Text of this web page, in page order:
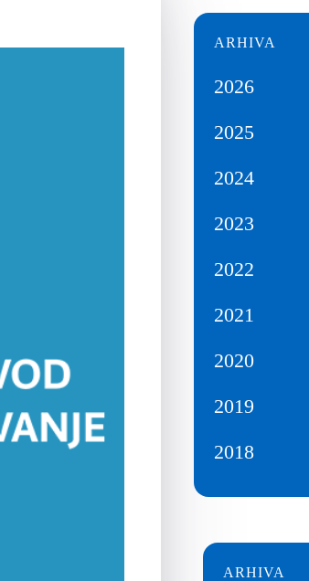
ARHIVA
2026
2025
2024
2023
2022
2021
2020
2019
2018
ARHIVA